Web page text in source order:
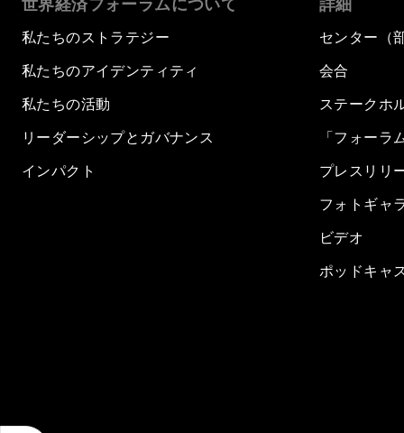
世界経済フォーラムについて
私たちのストラテジー
私たちのアイデンティティ
私たちの活動
リーダーシップとガバナンス
インパクト
詳細
センター（
会合
ステークホ
「フォーラ
プレスリリ
フォトギャ
ビデオ
ポッドキャ